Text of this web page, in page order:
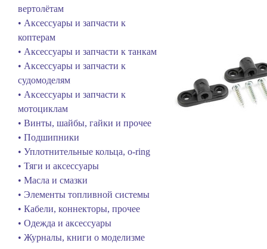
вертолётам
• Аксессуары и запчасти к
коптерам
• Аксессуары и запчасти к танкам
• Аксессуары и запчасти к
судомоделям
• Аксессуары и запчасти к
мотоциклам
• Винты, шайбы, гайки и прочее
• Подшипники
• Уплотнительные кольца, o-ring
• Тяги и аксессуары
• Масла и смазки
• Элементы топливной системы
• Кабели, коннекторы, прочее
• Одежда и аксессуары
• Журналы, книги о моделизме